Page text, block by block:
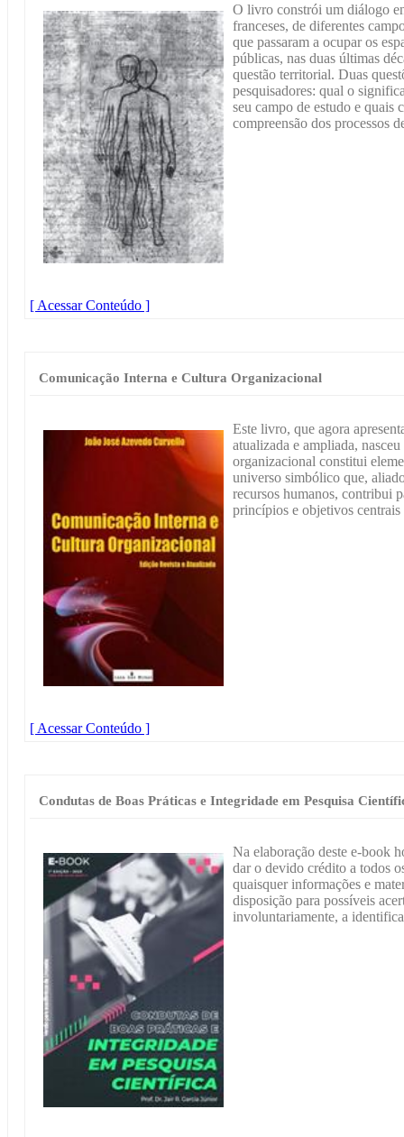
O livro constrói um diálogo
franceses, de diferentes
que passaram a ocupar os
públicas, nas duas últimas
questão territorial. Duas
pesquisadores: qual o
seu campo de estudo e quais
compreensão dos processos
[ Acessar Conteúdo ]
Comunicação Interna e Cultura Organizacional
Este livro, que agora
atualizada e ampliada,
organizacional constitui
universo simbólico que,
recursos humanos, contribui
princípios e objetivos centrais
[ Acessar Conteúdo ]
Condutas de Boas Práticas e Integridade em Pesquisa
Na elaboração deste e-book
dar o devido crédito a todos
quaisquer informações e
disposição para possíveis
involuntariamente, a